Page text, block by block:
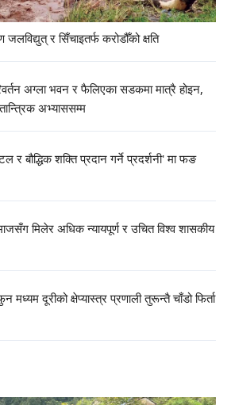
जलविद्युत् र सिँचाइतर्फ करोडौँको क्षति
अग्ला भवन र फैलिएका सडकमा मात्रै होइन,
अभ्याससम्म
र बौद्धिक शक्ति प्रदान गर्ने प्रदर्शनी' मा फङ
मिलेर अधिक न्यायपूर्ण र उचित विश्व शासकीय
मध्यम दूरीको क्षेप्यास्त्र प्रणाली तुरून्तै चाँडो फिर्ता